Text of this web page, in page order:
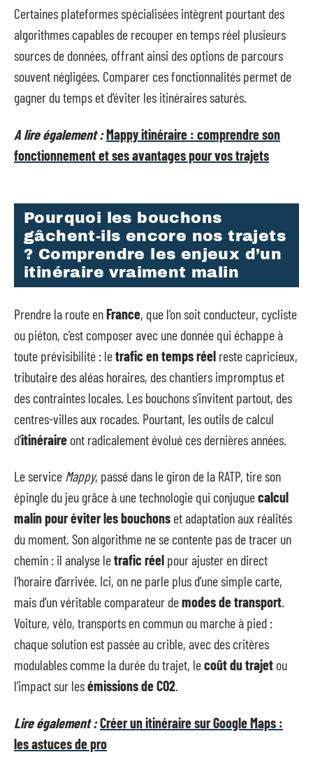
Certaines plateformes spécialisées intègrent pourtant des
algorithmes capables de recouper en temps réel plusieurs
sources de données, offrant ainsi des options de parcours
souvent négligées. Comparer ces fonctionnalités permet de
gagner du temps et d’éviter les itinéraires saturés.
A lire également :Mappy itinéraire : comprendre son
fonctionnement et ses avantages pour vos trajets
Pourquoi les bouchons
gâchent-ils encore nos trajets
? Comprendre les enjeux d’un
itinéraire vraiment malin
Prendre la route enFrance, que l’on soit conducteur, cycliste
ou piéton, c’est composer avec une donnée qui échappe à
toute prévisibilité : letrafic en temps réel reste capricieux,
tributaire des aléas horaires, des chantiers impromptus et
des contraintes locales. Les bouchons s’invitent partout, des
centres-villes aux rocades. Pourtant, les outils de calcul
d’itinéraire ont radicalement évolué ces dernières années.
Le service Mappy, passé dans le giron de la RATP, tire son
épingle du jeu grâce à une technologie qui conjuguecalcul
malin pour éviter les bouchons et adaptation aux réalités
du moment. Son algorithme ne se contente pas de tracer un
chemin : il analyse letrafic réel pour ajuster en direct
l’horaire d’arrivée. Ici, on ne parle plus d’une simple carte,
mais d’un véritable comparateur demodes de transport.
Voiture, vélo, transports en commun ou marche à pied :
chaque solution est passée au crible, avec des critères
modulables comme la durée du trajet, lecoût du trajet ou
l’impact sur lesémissions de CO2.
Lire également :Créer un itinéraire sur Google Maps :
les astuces de pro